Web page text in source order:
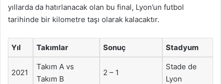
yıllarda da hatırlanacak olan bu final, Lyon’un futbol
tarihinde bir kilometre taşı olarak kalacaktır.
Yıl Takımlar Sonuç Stadyum
2021
Takım A vs
Takım B
2 – 1
Stade de
Lyon